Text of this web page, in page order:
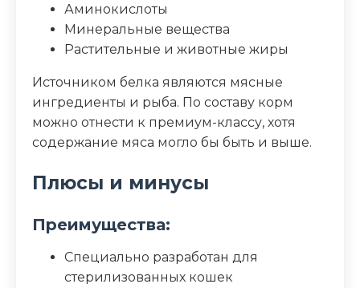
Аминокислоты
Минеральные вещества
Растительные и животные жиры
Источником белка являются мясные
ингредиенты и рыба. По составу корм
можно отнести к премиум-классу, хотя
содержание мяса могло бы быть и выше.
Плюсы и минусы
Преимущества:
Специально разработан для
стерилизованных кошек